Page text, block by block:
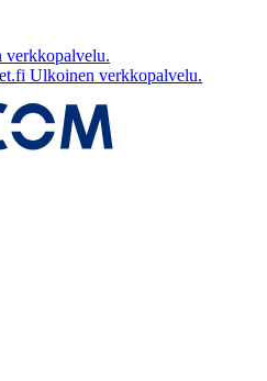
verkkopalvelu.
Ulkoinen verkkopalvelu.